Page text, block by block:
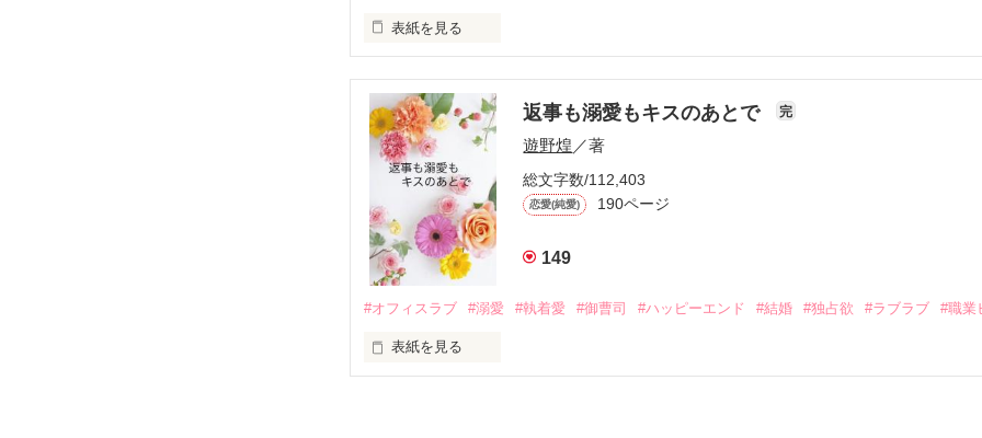
さらに、美桜が初めてだと知った哲平は
『責任をとる、結婚しよう』と真っ直ぐに告げてきた。
甘やかしてくる。
そんなある日、哲平は美桜がストーカー被害に
遭っていることを知る。
美桜を守るため、哲平は同居を提案してきて――。
夏木美桜(なつきみお)
✕
鳴海哲平 (なるみてっぺい)
止まっていたはずの二人の時間が、再び動き出す。
表紙を見る
ろ、日本人美青年と出会い、酒の勢いもあり一夜限りの関係となる。
帰国後、美桜は新しい職場でワンナイトした美青年と再会。なんと彼の正体は、とあ
も関わらず、一族を離れて起業した新進気鋭の実業家、社内でも冷徹だと評判な社長
人だったのだ――！
なぜか恭司から飼い猫の世話係を命じられた美桜は、猫の世話を口実にしばしば呼び
返事も溺愛もキスのあとで 完
遊野煌／著
総文字数/112,403
恋愛(純愛) 190ページ
149
#オフィスラブ #溺愛 #執着愛 #御曹司 #ハッピーエンド #結婚 #独占欲 #ラブラブ #職業
表紙を見る